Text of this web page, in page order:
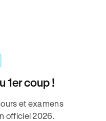
1er coup !
et examens
officiel 2026.